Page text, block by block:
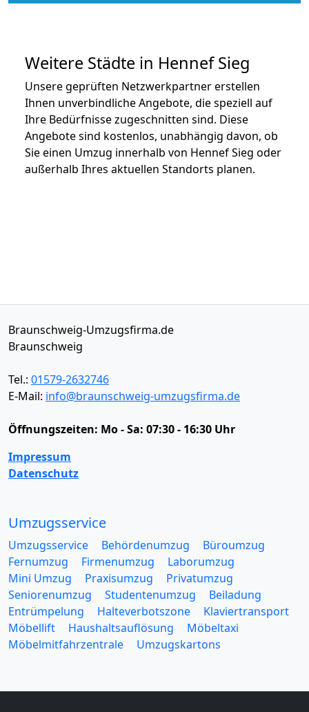
Weitere Städte in Hennef Sieg
Unsere geprüften Netzwerkpartner erstellen
Ihnen unverbindliche Angebote, die speziell auf
Ihre Bedürfnisse zugeschnitten sind. Diese
Angebote sind kostenlos, unabhängig davon, ob
Sie einen Umzug innerhalb von Hennef Sieg oder
außerhalb Ihres aktuellen Standorts planen.
Braunschweig-Umzugsfirma.de
Braunschweig
Tel.: 01579-2632746
E-Mail: info@braunschweig-umzugsfirma.de
Öffnungszeiten: Mo - Sa: 07:30 - 16:30 Uhr
Impressum
Datenschutz
Umzugsservice
Umzugsservice Behördenumzug
Büroumzug
Fernumzug
Firmenumzug
Laborumzug
Mini Umzug
Praxisumzug
Privatumzug
Seniorenumzug
Studentenumzug
Beiladung
Entrümpelung
Halteverbotszone
Klaviertransport
Möbellift
Haushaltsauflösung
Möbeltaxi
Möbelmitfahrzentrale
Umzugskartons